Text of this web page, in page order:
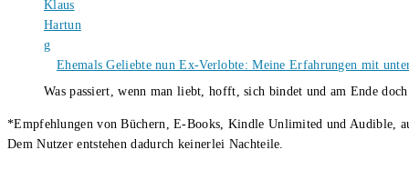
Ehemals Geliebte nun Ex-Verlobte: Meine Erfahrungen mit
Was passiert, wenn man liebt, hofft, sich bindet und am Ende
*Empfehlungen von Büchern, E-Books, Kindle Unlimited und Audible,
Dem Nutzer entstehen dadurch keinerlei Nachteile.